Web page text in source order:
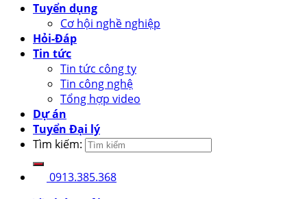
Tuyển dụng
Cơ hội nghề nghiệp
Hỏi-Đáp
Tin tức
Tin tức công ty
Tin công nghệ
Tổng hợp video
Dự án
Tuyển Đại lý
Tìm kiếm:
0913.385.368